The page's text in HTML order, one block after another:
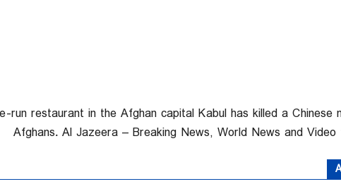
run restaurant in the Afghan capital Kabul has killed a Chinese
Afghans. Al Jazeera – Breaking News, World News and